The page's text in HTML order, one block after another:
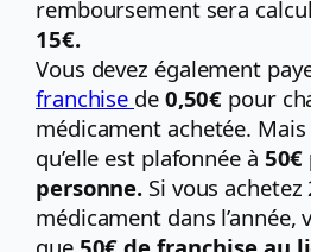
remboursement sera
15€.
Vous devez également
franchise de 0,50€ pour
médicament achetée.
qu’elle est plafonnée à
personne. Si vous
médicament dans l’année,